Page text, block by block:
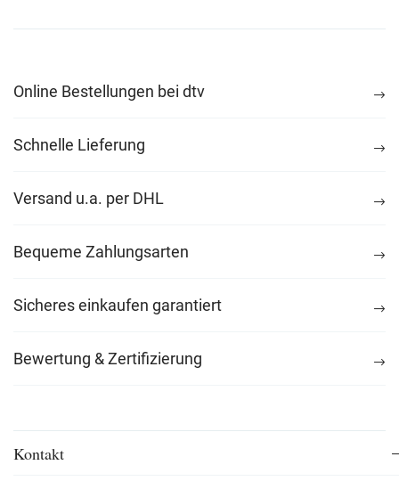
Online Bestellungen bei dtv
Schnelle Lieferung
Versand u.a. per DHL
Bequeme Zahlungsarten
Sicheres einkaufen garantiert
Bewertung & Zertifizierung
Kontakt